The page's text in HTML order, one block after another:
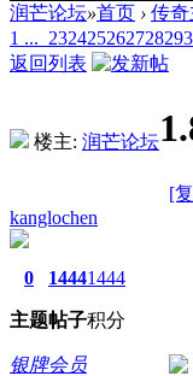
润芒论坛»首页 › 传奇
1 ... 23242526272829
返回列表
楼主: 润芒论坛
[
kanglochen
0
主题
1444
帖子
1444
积分
银牌会员